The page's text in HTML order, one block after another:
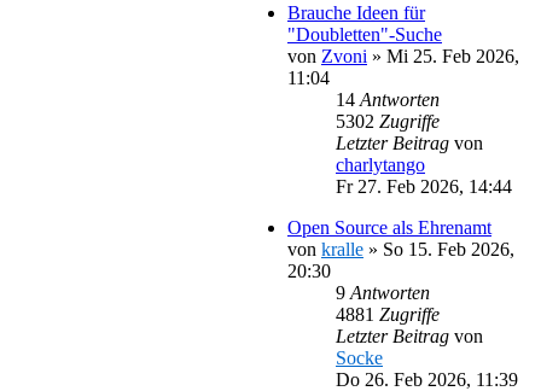
Brauche Ideen für
"Doubletten"-Suche
von Zvoni » Mi 25. Feb 2026,
11:04
14 Antworten
5302 Zugriffe
Letzter Beitrag von
charlytango
Fr 27. Feb 2026, 14:44
Open Source als Ehrenamt
von kralle » So 15. Feb 2026,
20:30
9 Antworten
4881 Zugriffe
Letzter Beitrag von
Socke
Do 26. Feb 2026, 11:39